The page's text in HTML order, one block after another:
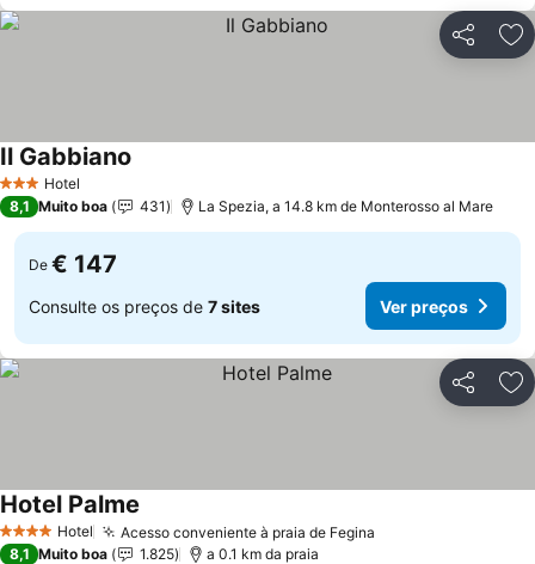
Partilhar
3 EstrelasHotel
Il Gabbiano
8,1 Muito boa 431 La Spezia, a 14.8 km de Monterosso al Mare
De € 147
Consulte os preços de 7 sites Ver preços
Partilhar
4 EstrelasHotel Acesso conveniente à praia de Fegina
Hotel Palme
8,1 Muito boa 1.825 a 0.1 km da praia